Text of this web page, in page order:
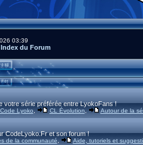
03:39
du Forum
votre série préférée entre LyokoFans !
Lyoko, CL Évolution Autour de la
CodeLyoko.Fr et son forum !
de la communauté, Aide, tutoriels et